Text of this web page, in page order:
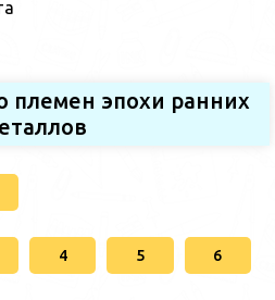
племен эпохи ранних
4 5 6